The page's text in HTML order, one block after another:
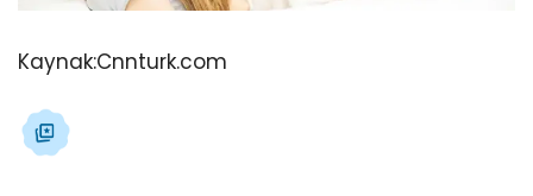
Kaynak:Cnnturk.com